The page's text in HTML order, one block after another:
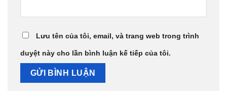
Lưu tên của tôi, email, và trang web trong trình
duyệt này cho lần bình luận kế tiếp của tôi.